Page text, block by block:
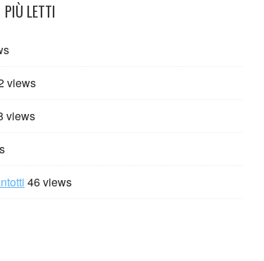
PIÙ LETTI
views
views
46 views